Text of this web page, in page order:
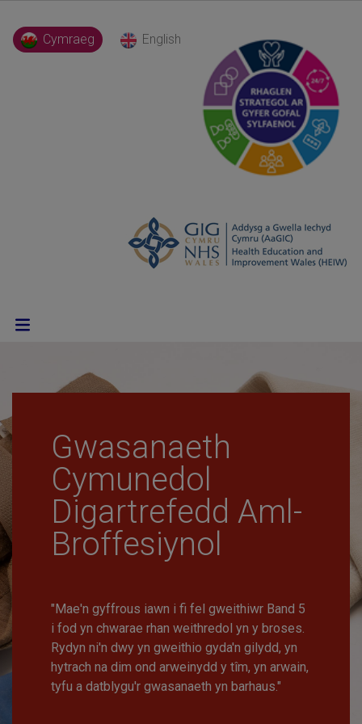
Cymraeg English
Gwasanaeth
Cymunedol
Digartrefedd Aml-
Broffesiynol
"Mae'n gyffrous iawn i fi fel gweithiwr Band 5
i fod yn chwarae rhan weithredol yn y broses.
Rydyn ni'n dwy yn gweithio gyda'n gilydd, yn
hytrach na dim ond arweinydd y tîm, yn arwain,
tyfu a datblygu'r gwasanaeth yn barhaus."